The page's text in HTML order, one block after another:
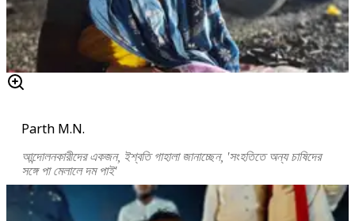
Parth M.N.
আন্দোলনকারীদের একজন, ইশ্বতি গাহালা জানাচ্ছেন, 'সংহতিতে অন্য চাষিদের
সঙ্গে পা মেলালে দম পাই'